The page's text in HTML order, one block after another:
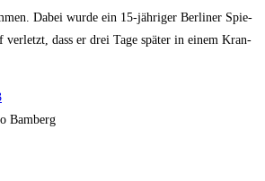
Dabei wur­de ein 15-jäh­ri­ger Ber­li­ner Spie­
ver­letzt, dass er drei Tage spä­ter in einem Kran­
Bamberg